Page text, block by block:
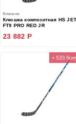
Клюшки
Клюшка композитная HS
FT9 PRO RED JR
23 882 Р
+ 533